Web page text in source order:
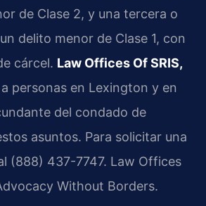
de Clase 2, y una tercera o
delito menor de Clase 1, con
cárcel. Law Offices Of SRIS,
personas en Lexington y en
del condado de
asuntos. Para solicitar una
(888) 437-7747. Law Offices
Without Borders.